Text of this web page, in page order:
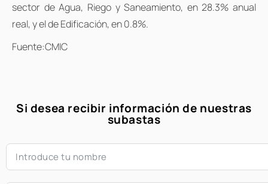
sector de Agua, Riego y Saneamiento, en 28.3% anual
real, y el de Edificación, en 0.8%.
Fuente:CMIC
Si desea recibir información de nuestras
subastas​